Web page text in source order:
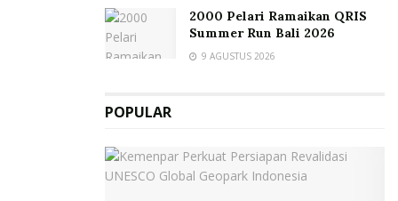
2000 Pelari Ramaikan QRIS
Summer Run Bali 2026
9 AGUSTUS 2026
POPULAR